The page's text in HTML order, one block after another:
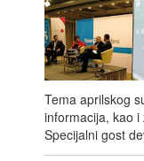
Tema aprilskog
informacija, kao
Specijalni gost